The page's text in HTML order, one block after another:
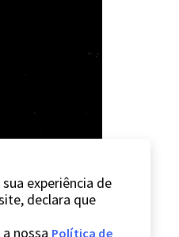
experiência de
declara que
nossa Política de